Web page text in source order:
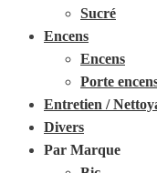
Sucré
Encens
Encens
Porte
Entretien /
Divers
Par Marque